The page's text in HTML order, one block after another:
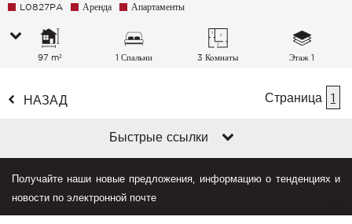
L0827PA Аренда Апартаменты
97 m² 1 Спальни 3 Комнаты Этаж 1
НАЗАД Страница 1
Быстрые ссылки
Получайте наши новые предложения, информацию о тенденциях и
новости по электронной почте